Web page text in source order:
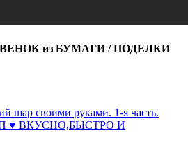
из БУМАГИ / ПОДЕЛКИ
шар своими руками. 1-я часть.
♥ ВКУСНО,БЫСТРО И